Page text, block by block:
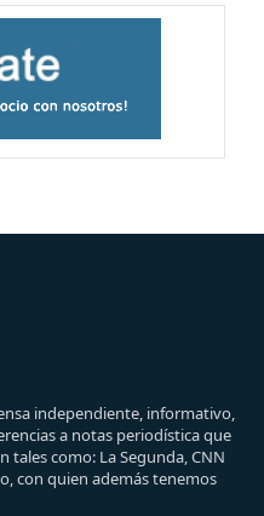
independiente, informativo,
a notas periodística que
tales como: La Segunda, CNN
con quien además tenemos